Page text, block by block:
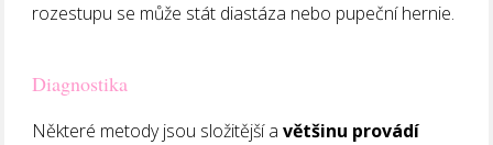
rozestupu se může stát diastáza nebo pupeční hernie.
Diagnostika
Některé metody jsou složitější avětšinu provádí